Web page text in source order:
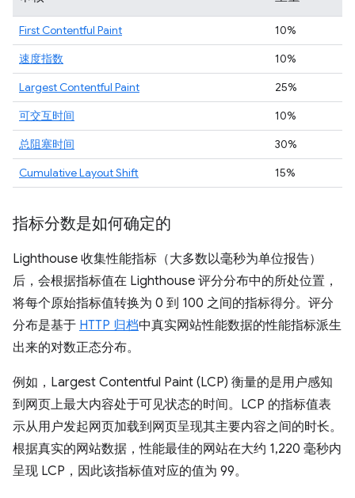
First Contentful Paint
10%
速度指数
10%
Largest Contentful Paint
25%
可交互时间
10%
总阻塞时间
30%
Cumulative Layout Shift
15%
指标分数是如何确定的
Lighthouse 收集性能指标（大多数以毫秒为单位报告）
后，会根据指标值在 Lighthouse 评分分布中的所处位置，
将每个原始指标值转换为 0 到 100 之间的指标得分。评分
分布是基于 HTTP 归档中真实网站性能数据的性能指标派生
出来的对数正态分布。
例如，Largest Contentful Paint (LCP) 衡量的是用户感知
到网页上最大内容处于可见状态的时间。LCP 的指标值表
示从用户发起网页加载到网页呈现其主要内容之间的时长。
根据真实的网站数据，性能最佳的网站在大约 1,220 毫秒内
呈现 LCP，因此该指标值对应的值为 99。